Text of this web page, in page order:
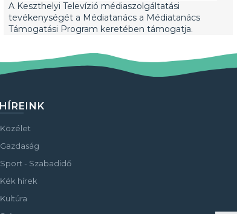
A Keszthelyi Televízió médiaszolgáltatási
tevékenységét a Médiatanács a Médiatanács
Támogatási Program keretében támogatja.
HÍREINK
Közélet
Gazdaság
Sport - Szabadidő
Kék hírek
Kultúra